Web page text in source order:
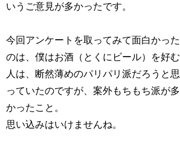
いうご意見が多かったです。
今回アンケートを取ってみて面白かった
のは、僕はお酒（とくにビール）を好む
人は、断然薄めのパリパリ派だろうと思
っていたのですが、案外もちもち派が多
かったこと。
思い込みはいけませんね。